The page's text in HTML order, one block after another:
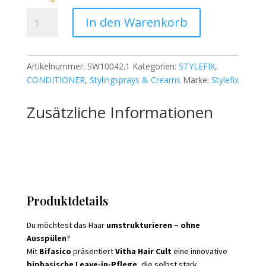
Bifasico
-
200ml
Menge
In den Warenkorb
Artikelnummer: SW10042.1 Kategorien: STYLEFIX,
CONDITIONER, Stylingsprays & Creams Marke: Stylefix
Zusätzliche Informationen
Produktdetails
Du möchtest das Haar umstrukturieren – ohne
Ausspülen?
Mit Bifasico präsentiertVitha Hair Culteine innovative